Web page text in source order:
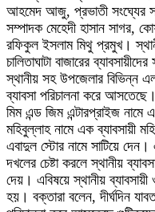
আহমেদ আজু, প্রভাতী সংঘ্যের
সম্পাদক মেহেদী হাসান সাগর,
রফিকুল ইসলাম মিথু প্রমুখ।
চালিতাঘাটা বাজারের
স্থানীয় সহ উপজেলার বিভিন্ন
ব্যাবসা পরিচালনা করে
মিম এন্ড জিম এন্টারপ্রাইজ নামে
মহিবুল্লাহ নামে এক ব্যাবসায়ী
এবাদুল স্টোর নামে সাটিয়ে দেন।
দখলের চেষ্টা করলে স্থানীয়
দেয়। এবিষয়ে স্থানীয় ব্যাবসায়ী
হয়। বক্তারা বলেন, দীর্ঘদিন